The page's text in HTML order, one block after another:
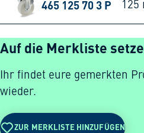
465 125 70 3 P 125
Auf die Merkliste
Ihr findet eure gemerkten
wieder.
ZUR MERKLISTE HINZUFÜGEN